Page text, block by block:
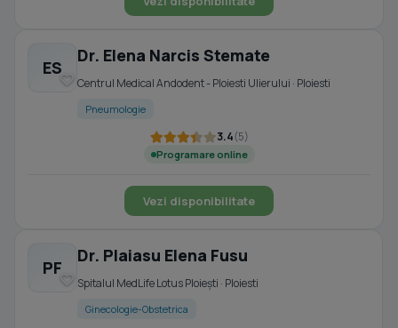
ES
Dr. Elena Narcis Stemate
Centrul Medical Andodent - Ploiesti Ulierului · Ploiesti
Pneumologie
3.4(5)
Programare online
Vezi disponibilitate
PF
Dr. Plaiasu Elena Fusu
Spitalul MedLife Lotus Ploiești · Ploiesti
Ginecologie-Obstetrica